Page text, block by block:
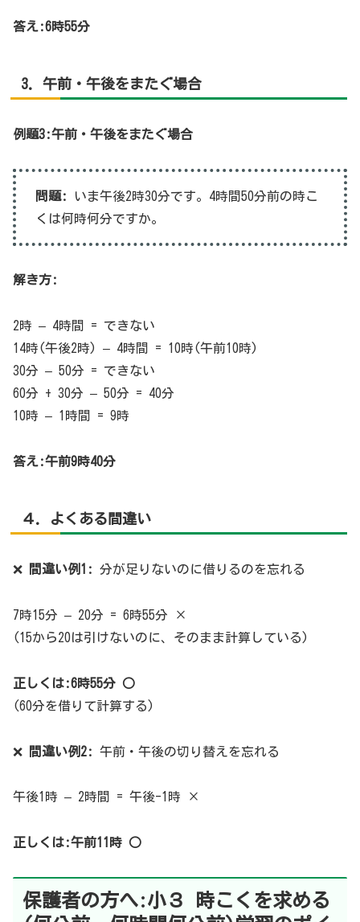
答え:6時55分
3. 午前・午後をまたぐ場合
例題3:午前・午後をまたぐ場合
問題:
いま午後2時30分です。4時間50分前の時こ
くは何時何分ですか。
解き方:
2時 – 4時間 = できない
14時(午後2時) – 4時間 = 10時(午前10時)
30分 – 50分 = できない
60分 + 30分 – 50分 = 40分
10時 – 1時間 = 9時
答え:午前9時40分
４. よくある間違い
❌ 間違い例1: 分が足りないのに借りるのを忘れる
7時15分 – 20分 = 6時55分 ×
(15から20は引けないのに、そのまま計算している)
正しくは:6時55分 ○
(60分を借りて計算する)
❌ 間違い例2: 午前・午後の切り替えを忘れる
午後1時 – 2時間 = 午後-1時 ×
正しくは:午前11時 ○
保護者の方へ:小３ 時こくを求める